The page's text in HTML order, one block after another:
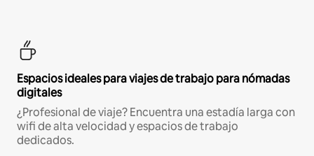
Espacios ideales para viajes de trabajo para nómadas
digitales
¿Profesional de viaje? Encuentra una estadía larga con
wifi de alta velocidad y espacios de trabajo
dedicados.